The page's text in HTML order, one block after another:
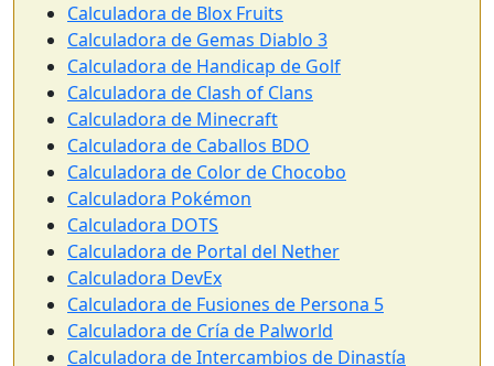
Calculadora de Blox Fruits
Calculadora de Gemas Diablo 3
Calculadora de Handicap de Golf
Calculadora de Clash of Clans
Calculadora de Minecraft
Calculadora de Caballos BDO
Calculadora de Color de Chocobo
Calculadora Pokémon
Calculadora DOTS
Calculadora de Portal del Nether
Calculadora DevEx
Calculadora de Fusiones de Persona 5
Calculadora de Cría de Palworld
Calculadora de Intercambios de Dinastía